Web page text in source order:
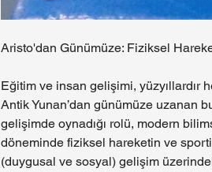
Aristo'dan Günümüze: Fiziksel
Eğitim ve insan gelişimi, yüzyıllardır
Antik Yunan’dan günümüze uzanan
gelişimde oynadığı rolü, modern
döneminde fiziksel hareketin ve
(duygusal ve sosyal) gelişim